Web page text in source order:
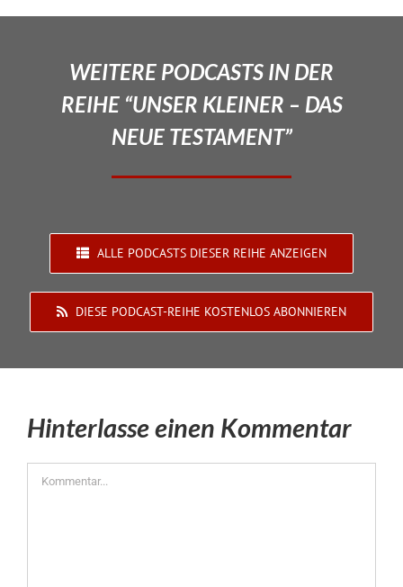
WEITERE PODCASTS IN DER
REIHE “UNSER KLEINER – DAS
NEUE TESTAMENT”
ALLE PODCASTS DIESER REIHE ANZEIGEN
DIESE PODCAST-REIHE KOSTENLOS ABONNIEREN
Hinterlasse einen Kommentar